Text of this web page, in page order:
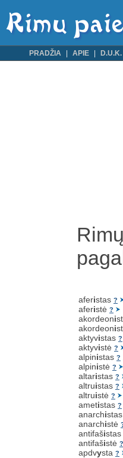
PRADŽIA APIE D.U.K.
aferistas ?
aferistė ?
akordeoni
akordeoni
aktyvistas ?
aktyvistė ?
alpinistas ?
alpinistė ?
altaristas ?
altruistas ?
altruistė ?
ametistas ?
anarchistas
anarchistė
antifašistas
antifašistė ?
apdvysta ?